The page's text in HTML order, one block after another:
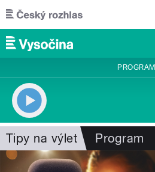
Přejít k hlavnímu obsahu
PROGRAM
Tipy na výlet Program